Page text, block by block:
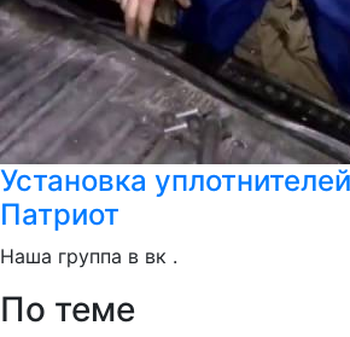
Установка
Патриот
Наша группа в вк .
По теме